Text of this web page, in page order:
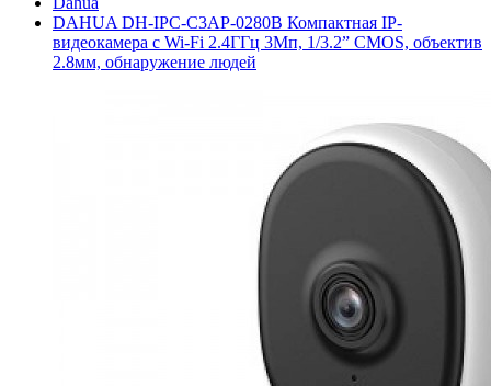
DAHUA DH-IPC-C3AP-0280B Компактная IP-
видеокамера с Wi-Fi 2.4ГГц 3Мп, 1/3.2” CMOS, объектив
2.8мм, обнаружение людей